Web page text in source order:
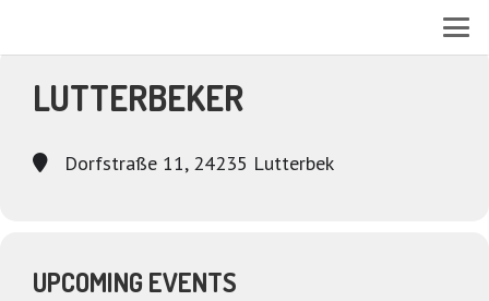
LUTTERBEKER
Dorfstraße 11, 24235 Lutterbek
UPCOMING EVENTS